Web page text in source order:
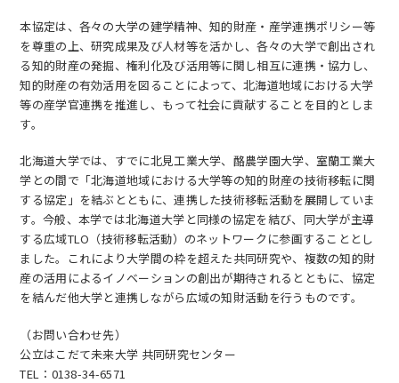
コンセプト動画
本協定は、各々の大学の建学精神、知的財産・産学連携ポリシー等
を尊重の上、研究成果及び人材等を活かし、各々の大学で創出され
る知的財産の発掘、権利化及び活用等に関し相互に連携・協力し、
知的財産の有効活用を図ることによって、北海道地域における大学
等の産学官連携を推進し、もって社会に貢献することを目的としま
す。
北海道大学では、すでに北見工業大学、酪農学園大学、室蘭工業大
学との間で「北海道地域における大学等の知的財産の技術移転に関
する協定」を結ぶとともに、連携した技術移転活動を展開していま
す。今般、本学では北海道大学と同様の協定を結び、同大学が主導
する広域TLO（技術移転活動）のネットワークに参画することとし
ました。これにより大学間の枠を超えた共同研究や、複数の知的財
産の活用によるイノベーションの創出が期待されるとともに、協定
を結んだ他大学と連携しながら広域の知財活動を行うものです。
（お問い合わせ先）
公立はこだて未来大学 共同研究センター
TEL：0138-34-6571